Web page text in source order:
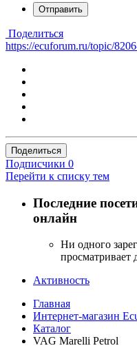
Отправить
Поделиться
https://ecuforum.ru/topic/
Поделиться
Подписчики 0
Перейти к списку тем
Последние
онлайн
Ни одного
просматривает
Активность
Главная
Интернет-магазин
Каталог
VAG Marelli Petrol